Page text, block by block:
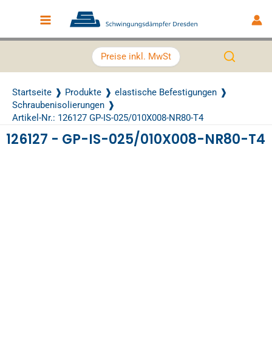
Main Menu
Preise inkl. MwSt
Startseite Produkte
elastische Befestigungen
Schraubenisolierungen
Artikel-Nr.: 126127 GP-IS-025/010X008-NR80-T4
126127 - GP-IS-025/010X008-NR80-T4